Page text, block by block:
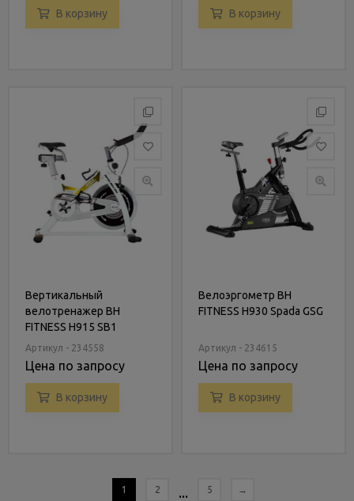
В корзину В корзину
Вертикальный
велотренажер BH
FITNESS H915 SB1
Артикул - 234558
Цена по запросу
В корзину
Велоэргометр BH
FITNESS H930 Spada GSG
Артикул - 234615
Цена по запросу
В корзину
1 2 ... 5 →